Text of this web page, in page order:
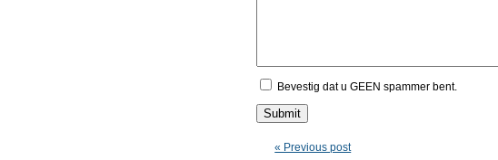
Bevestig dat u GEEN spammer bent.
« Previous post